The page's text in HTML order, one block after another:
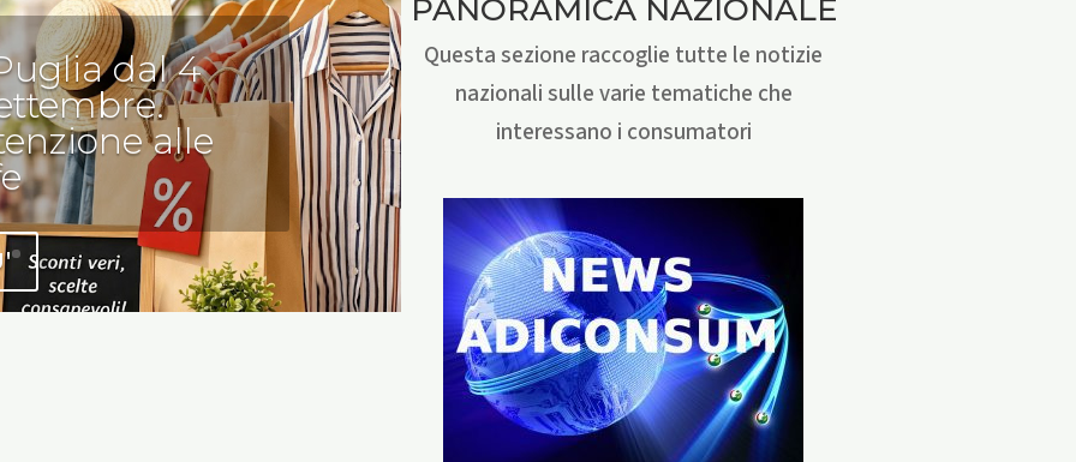
dal 4
alle
PANORAMICA NAZIONALE
Questa sezione raccoglie tutte le notizie
nazionali sulle varie tematiche che
interessano i consumatori